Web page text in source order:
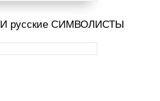
русские СИМВОЛИСТЫ